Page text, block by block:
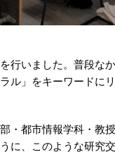
行いました。普段な
ル」をキーワードに
・都市情報学科・教
に、このような研究